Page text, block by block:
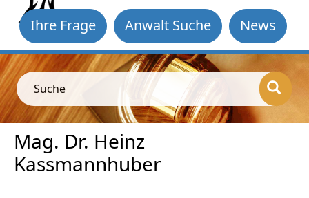
News
Anwalt Suche
Ihre Frage
Suche
Mag. Dr. Heinz
Kassmannhuber